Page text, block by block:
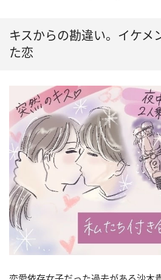
キスからの勘違い。イケメ
た恋